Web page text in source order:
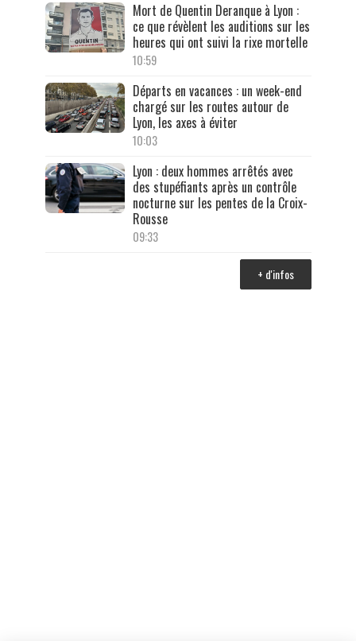
Mort de Quentin Deranque à Lyon :
ce que révèlent les auditions sur les
heures qui ont suivi la rixe mortelle
10:59
Départs en vacances : un week-end
chargé sur les routes autour de
Lyon, les axes à éviter
10:03
Lyon : deux hommes arrêtés avec
des stupéfiants après un contrôle
nocturne sur les pentes de la Croix-
Rousse
09:33
+ d'infos